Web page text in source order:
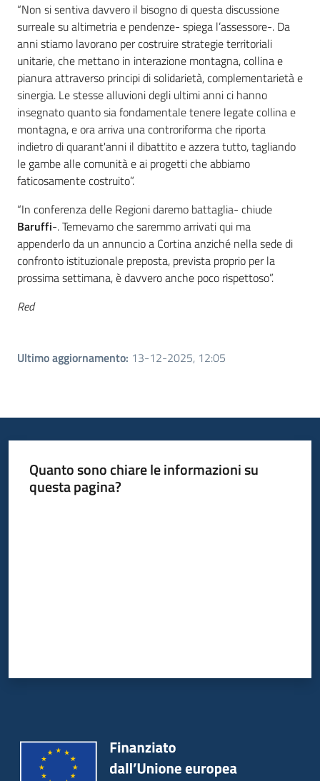
“Non si sentiva davvero il bisogno di questa discussione
surreale su altimetria e pendenze- spiega l’assessore-. Da
anni stiamo lavorano per costruire strategie territoriali
unitarie, che mettano in interazione montagna, collina e
pianura attraverso principi di solidarietà, complementarietà e
sinergia. Le stesse alluvioni degli ultimi anni ci hanno
insegnato quanto sia fondamentale tenere legate collina e
montagna, e ora arriva una controriforma che riporta
indietro di quarant'anni il dibattito e azzera tutto, tagliando
le gambe alle comunità e ai progetti che abbiamo
faticosamente costruito”.
“In conferenza delle Regioni daremo battaglia- chiude
Baruffi-. Temevamo che saremmo arrivati qui ma
appenderlo da un annuncio a Cortina anziché nella sede di
confronto istituzionale preposta, prevista proprio per la
prossima settimana, è davvero anche poco rispettoso”.
Red
Ultimo aggiornamento: 13-12-2025, 12:05
Quanto sono chiare le informazioni su
questa pagina?